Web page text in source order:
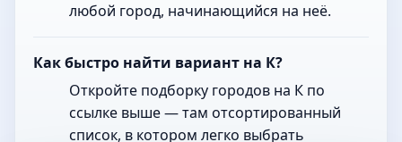
любой город, начинающийся на неё.
Как быстро найти вариант на К?
Откройте подборку городов на К по
ссылке выше — там отсортированный
список, в котором легко выбрать